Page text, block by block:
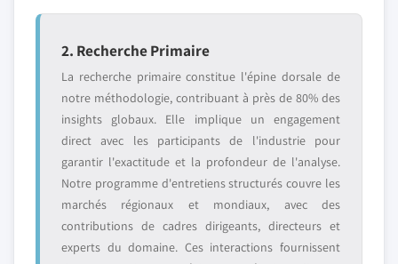
2. Recherche Primaire
La recherche primaire constitue l'épine dorsale de
notre méthodologie, contribuant à près de 80% des
insights globaux. Elle implique un engagement
direct avec les participants de l'industrie pour
garantir l'exactitude et la profondeur de l'analyse.
Notre programme d'entretiens structurés couvre les
marchés régionaux et mondiaux, avec des
contributions de cadres dirigeants, directeurs et
experts du domaine. Ces interactions fournissent